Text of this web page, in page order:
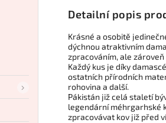
Detailní popis
Krásné a osobitě
dýchnou atraktivním
zpracováním, ale
Každý kus je díky
ostatních přírodních
rohovina a další.
Pákistán již celá staletí
legendární méhrgarhské
zpracovávat kov již před